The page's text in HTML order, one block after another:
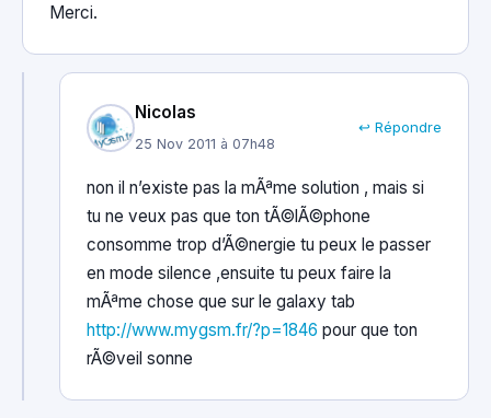
Merci.
Nicolas
25 Nov 2011 à 07h48
↩ Répondre
non il n’existe pas la mÃªme solution , mais si
tu ne veux pas que ton tÃ©lÃ©phone
consomme trop d’Ã©nergie tu peux le passer
en mode silence ,ensuite tu peux faire la
mÃªme chose que sur le galaxy tab
http://www.mygsm.fr/?p=1846 pour que ton
rÃ©veil sonne